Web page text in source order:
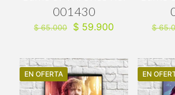
001430
$65.000
El
era:
$ 65.000.
$ 59.900
es:
$ 59.900.
$
EN OFERTA EN